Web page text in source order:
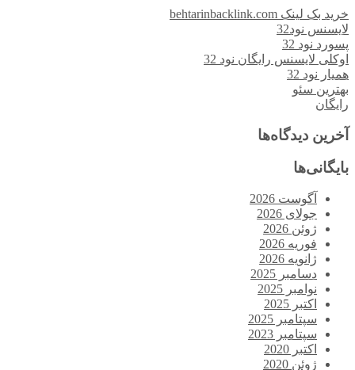
خرید بک لینک behtarinbacklink.com
لایسنس نود32
پسورد نود 32
اوکلی لایسنس رایگان نود 32
همیار نود 32
بهترین سئو
رایگان
آخرین دیدگاه‌ها
بایگانی‌ها
آگوست 2026
جولای 2026
ژوئن 2026
فوریه 2026
ژانویه 2026
دسامبر 2025
نوامبر 2025
اکتبر 2025
سپتامبر 2025
سپتامبر 2023
اکتبر 2020
ژوئن 2020